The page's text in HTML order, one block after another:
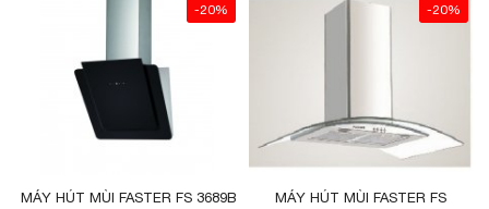
-20%
MÁY HÚT MÙI FASTER FS 3689B
-20%
MÁY HÚT MÙI FASTER FS